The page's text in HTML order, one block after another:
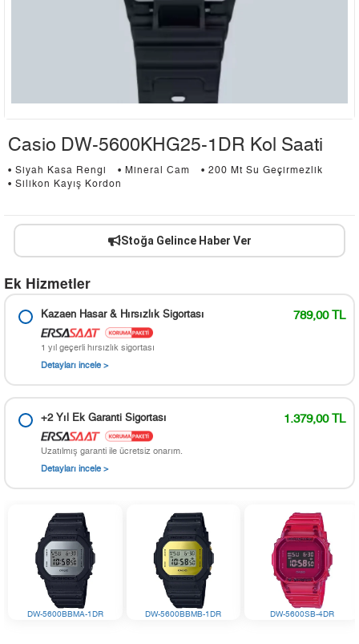
Casio DW-5600KHG25-1DR Kol Saati
• Siyah Kasa Rengi • Mineral Cam
• 200 Mt Su Geçirmezlik
• Silikon Kayış Kordon
Stoğa Gelince Haber Ver
Ek Hizmetler
Kazaen Hasar & Hırsızlık Sigortası 789,00 TL
1 yıl geçerli hırsızlık sigortası
Detayları incele >
+2 Yıl Ek Garanti Sigortası 1.379,00 TL
Uzatılmış garanti ile ücretsiz onarım.
Detayları incele >
DW-5600BBMA-1DR DW-5600BBMB-1DR DW-5600SB-4DR